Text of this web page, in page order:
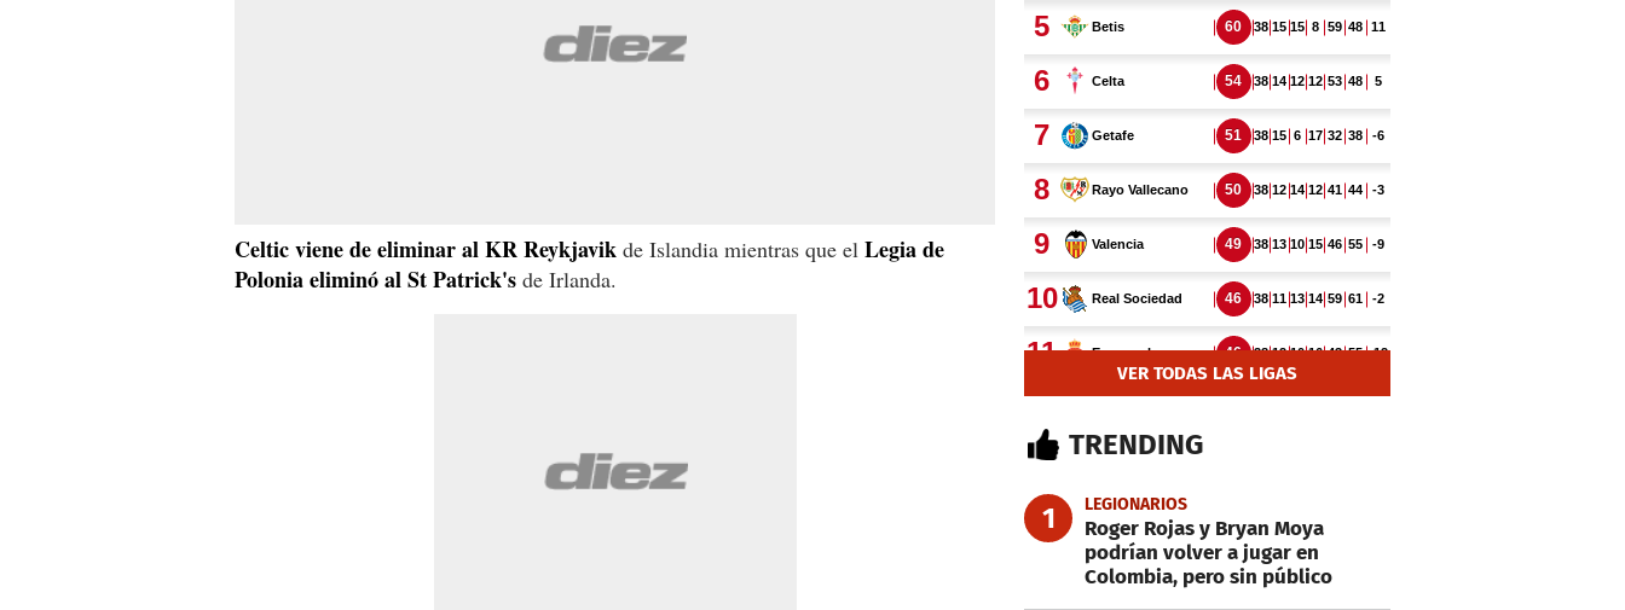
Celtic viene de eliminar al KR Reykjavik de Islandia mientras que el Legia de
Polonia eliminó al St Patrick's de Irlanda.
VER TODAS LAS LIGAS
TRENDING
1 LEGIONARIOS
Roger Rojas y Bryan Moya
podrían volver a jugar en
Colombia, pero sin público